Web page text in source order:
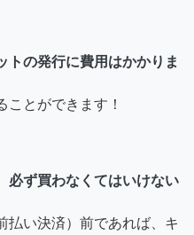
トの発行に費用はかかりま
ことができます！
必ず買わなくてはいけない
払い決済）前であれば、キ